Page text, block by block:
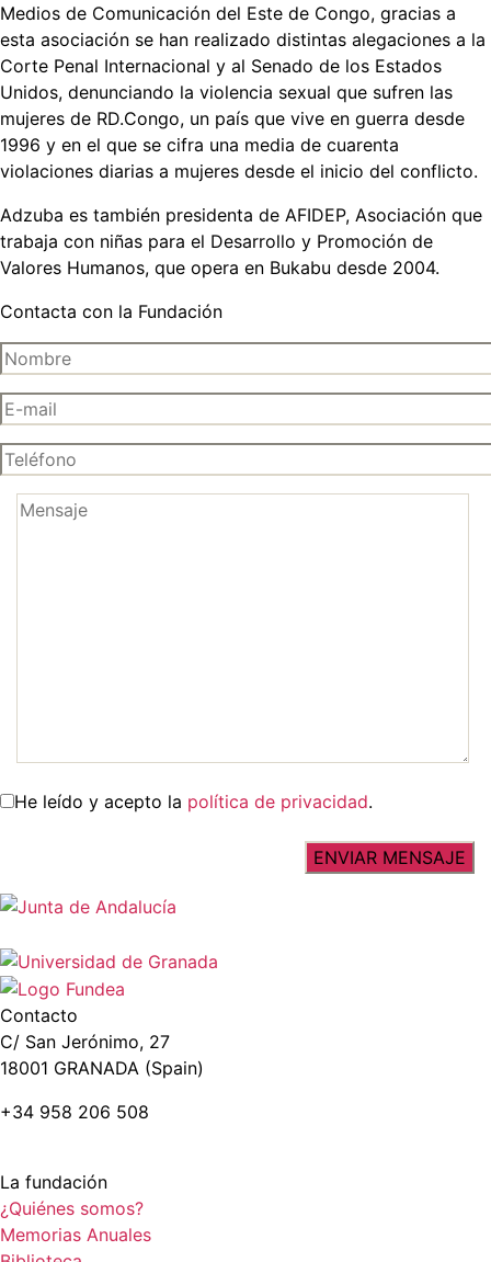
Medios de Comunicación del Este de Congo, gracias a
esta asociación se han realizado distintas alegaciones a la
Corte Penal Internacional y al Senado de los Estados
Unidos, denunciando la violencia sexual que sufren las
mujeres de RD.Congo, un país que vive en guerra desde
1996 y en el que se cifra una media de cuarenta
violaciones diarias a mujeres desde el inicio del conflicto.
Adzuba es también presidenta de AFIDEP, Asociación que
trabaja con niñas para el Desarrollo y Promoción de
Valores Humanos, que opera en Bukabu desde 2004.
Contacta con la Fundación
He leído y acepto la política de privacidad.
Contacto
C/ San Jerónimo, 27
18001 GRANADA (Spain)
+34 958 206 508
La fundación
¿Quiénes somos?
Memorias Anuales